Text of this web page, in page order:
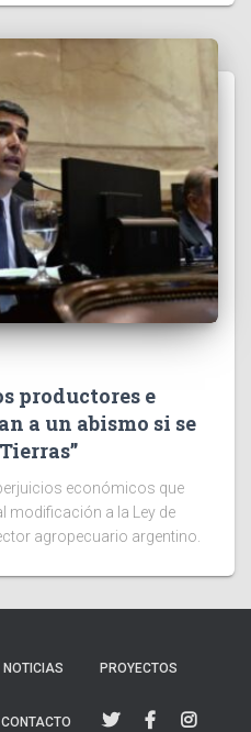
productores e
a un abismo si se
económicos que
modificación a la Ley de
agropecuario argentino.
NOTICIAS PROYECTOS
CONTACTO